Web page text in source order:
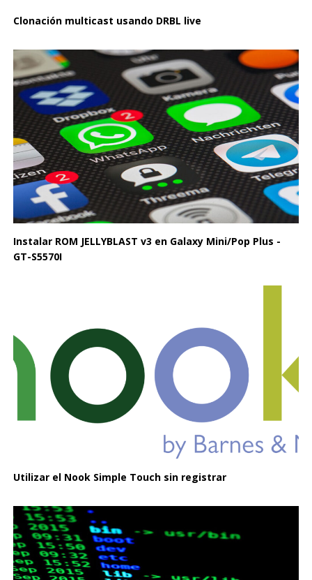
Clonación multicast usando DRBL live
Instalar ROM JELLYBLAST v3 en Galaxy Mini/Pop Plus -
GT-S5570I
Utilizar el Nook Simple Touch sin registrar